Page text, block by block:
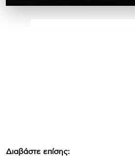
Διαβάστε επίσης: